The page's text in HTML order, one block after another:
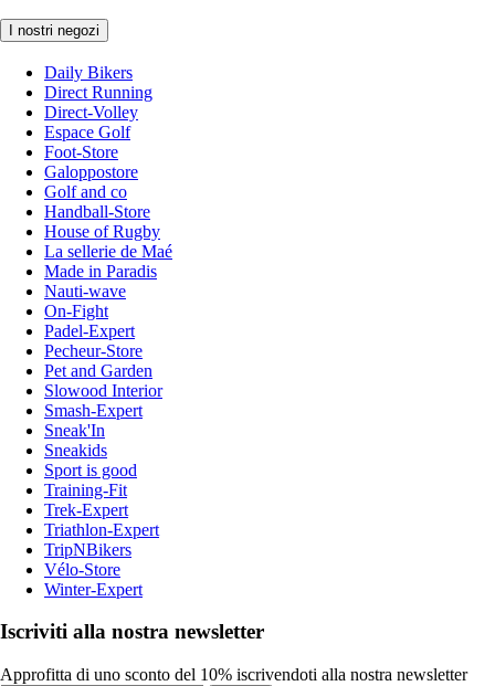
I nostri negozi
Daily Bikers
Direct Running
Direct-Volley
Espace Golf
Foot-Store
Galoppostore
Golf and co
Handball-Store
House of Rugby
La sellerie de Maé
Made in Paradis
Nauti-wave
On-Fight
Padel-Expert
Pecheur-Store
Pet and Garden
Slowood Interior
Smash-Expert
Sneak'In
Sneakids
Sport is good
Training-Fit
Trek-Expert
Triathlon-Expert
TripNBikers
Vélo-Store
Winter-Expert
Iscriviti alla nostra newsletter
Approfitta di uno sconto del 10% iscrivendoti alla nostra newsletter